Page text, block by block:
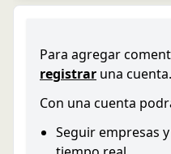
Para agregar
registrar una cuenta.
Con una cuenta
Seguir empresas